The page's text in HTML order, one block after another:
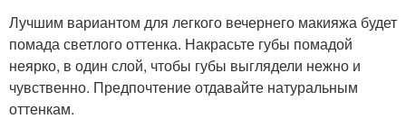
Лучшим вариантом для легкого вечернего макияжа будет
помада светлого оттенка. Накрасьте губы помадой
неярко, в один слой, чтобы губы выглядели нежно и
чувственно. Предпочтение отдавайте натуральным
оттенкам.